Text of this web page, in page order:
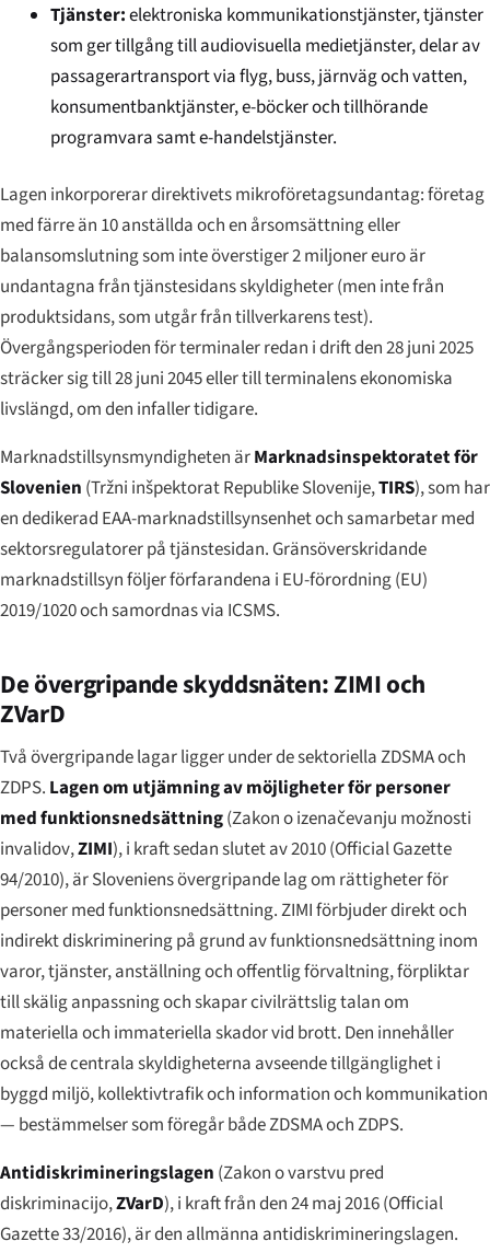
Tjänster:elektroniska kommunikationstjänster, tjänster
som ger tillgång till audiovisuella medietjänster, delar av
passagerartransport via flyg, buss, järnväg och vatten,
konsumentbanktjänster, e-böcker och tillhörande
programvara samt e-handelstjänster.
Lagen inkorporerar direktivets mikroföretagsundantag: företag
med färre än 10 anställda och en årsomsättning eller
balansomslutning som inte överstiger 2 miljoner euro är
undantagna från tjänstesidans skyldigheter (men inte från
produktsidans, som utgår från tillverkarens test).
Övergångsperioden för terminaler redan i drift den 28 juni 2025
sträcker sig till 28 juni 2045 eller till terminalens ekonomiska
livslängd, om den infaller tidigare.
Marknadstillsynsmyndigheten ärMarknadsinspektoratet för
Slovenien (Tržni inšpektorat Republike Slovenije,TIRS), som har
en dedikerad EAA-marknadstillsynsenhet och samarbetar med
sektorsregulatorer på tjänstesidan. Gränsöverskridande
marknadstillsyn följer förfarandena i EU-förordning (EU)
2019/1020 och samordnas via ICSMS.
De övergripande skyddsnäten: ZIMI och
ZVarD
Två övergripande lagar ligger under de sektoriella ZDSMA och
ZDPS. Lagen om utjämning av möjligheter för personer
med funktionsnedsättning(Zakon o izenačevanju možnosti
invalidov,ZIMI), i kraft sedan slutet av 2010 (Official Gazette
94/2010), är Sloveniens övergripande lag om rättigheter för
personer med funktionsnedsättning. ZIMI förbjuder direkt och
indirekt diskriminering på grund av funktionsnedsättning inom
varor, tjänster, anställning och offentlig förvaltning, förpliktar
till skälig anpassning och skapar civilrättslig talan om
materiella och immateriella skador vid brott. Den innehåller
också de centrala skyldigheterna avseende tillgänglighet i
byggd miljö, kollektivtrafik och information och kommunikation
— bestämmelser som föregår både ZDSMA och ZDPS.
Antidiskrimineringslagen (Zakon o varstvu pred
diskriminacijo,ZVarD), i kraft från den 24 maj 2016 (Official
Gazette 33/2016), är den allmänna antidiskrimineringslagen.